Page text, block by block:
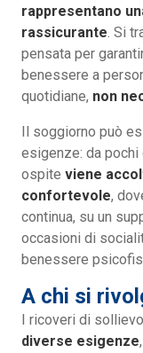
rappresentano
rassicurante. Si
pensata per
benessere a
quotidiane, non
Il soggiorno può
esigenze: da pochi
ospite viene
confortevole,
continua, su un
occasioni di
benessere
A chi si
I ricoveri di
diverse esigenze